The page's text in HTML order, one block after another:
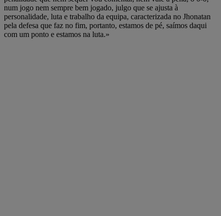
num jogo nem sempre bem jogado, julgo que se ajusta à
personalidade, luta e trabalho da equipa, caracterizada no Jhonatan
pela defesa que faz no fim, portanto, estamos de pé, saímos daqui
com um ponto e estamos na luta.»